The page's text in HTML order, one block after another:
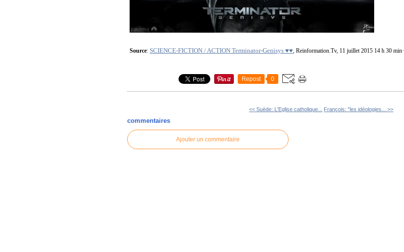
Source: SCIENCE-FICTION / ACTION Terminator-Genisys ♥♥ , Reinformation.Tv, 11 juillet 2015 14 h 30 min·
Repost 0
<< Suède: L'Eglise catholique... François: "les idéologies... >>
commentaires
Ajouter un commentaire